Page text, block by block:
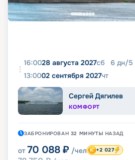
16:0028 августа 2027сб 6 дн/5
13:0002 сентября 2027чт
Сергей Дягилев
КОМФОРТ
ЗАБРОНИРОВАН 32 МИНУТЫ НАЗАД
от 70 088 ₽ /чел +2 027